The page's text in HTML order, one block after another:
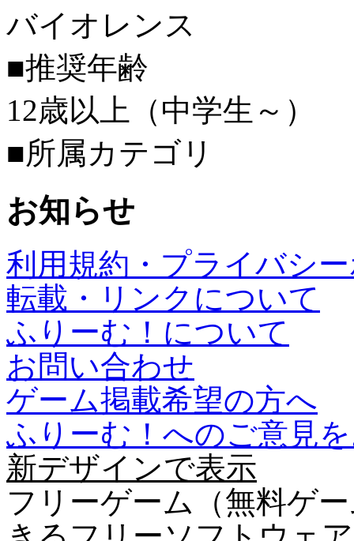
バイオレンス
■推奨年齢
12歳以上（中学生～）
■所属カテゴリ
お知らせ
利用規約・プライバシ
転載・リンクについて
ふりーむ！について
お問い合わせ
ゲーム掲載希望の方へ
ふりーむ！へのご意見
新デザインで表示
フリーゲーム（無料ゲ